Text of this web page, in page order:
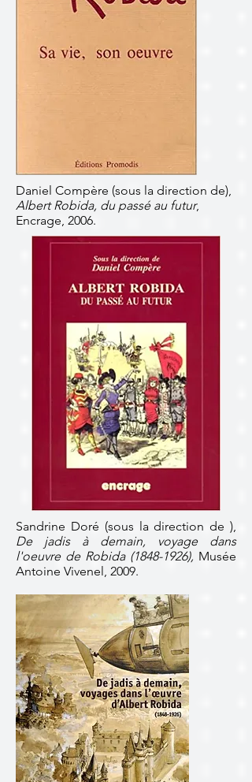
Daniel Compère (sous la direction de),
Albert Robida, du passé au futur,
Encrage, 2006.
Sandrine Doré (sous la direction de ),
De jadis à demain, voyage dans
l'oeuvre de Robida (1848-1926), Musée
Antoine Vivenel, 2009.